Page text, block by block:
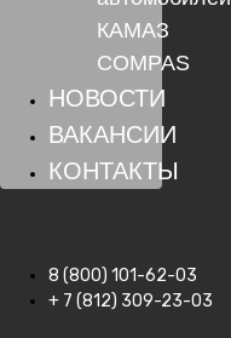
КАМАЗ
COMPAS
НОВОСТИ
ВАКАНСИИ
КОНТАКТЫ
8 (800) 101-62-03
+ 7 (812) 309-23-03